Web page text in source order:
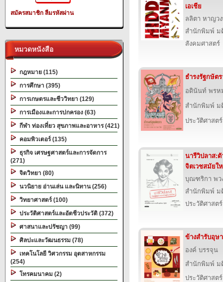
สมัครสมาชิก ลืมรหัสผ่าน
หมวดหนังสือ
กฎหมาย (115)
การศึกษา (395)
การเกษตรและชีววิทยา (129)
การเมืองและการปกครอง (63)
กีฬา ท่องเที่ยว สุขภาพและอาหาร (421)
คอมพิวเตอร์ (135)
ธุรกิจ เศรษฐศาสตร์และการจัดการ
(271)
จิตวิทยา (80)
นวนิยาย อ่านเล่น และนิทาน (256)
วิทยาศาสตร์ (100)
ประวัติศาสตร์และอัตชีวประวัติ (372)
ศาสนาและปรัชญา (99)
ศิลปะและวัฒนธรรม (78)
เทคโนโลยี วิศวกรรม อุตสาหกรรม
(254)
โทรคมนาคม (2)
เอเชีย
ลลิตา หาญว
สำนักพิมพ์ ม
สังคมศาสตร์
ธำรงรัฐกษัตร
อดินันท์ พรห
สำนักพิมพ์ ม
ประวัติศาสต
นารีวิปลาส:
จิตเวชสมัยใ
บุณฑริกา พว
สำนักพิมพ์ ม
ประวัติศาสต
ข้างสำรับอุษ
องค์ บรรจุน
สำนักพิมพ์ ม
ประวัติศาสต